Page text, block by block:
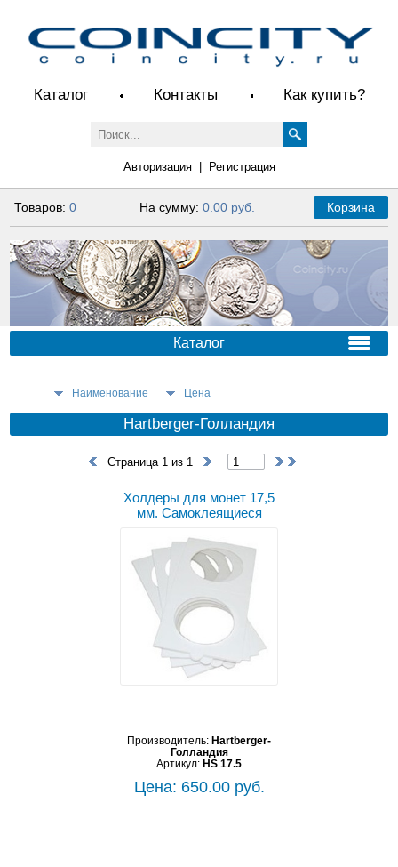
Каталог Контакты Как купить?
Авторизация| Регистрация
Товаров:0 На сумму: 0.00 руб. Корзина
Каталог
Наименование Цена
Hartberger-Голландия
Страница 1 из 1
Холдеры для монет 17,5
мм. Самоклеящиеся
Производитель: Hartberger-
Голландия
Артикул: HS 17.5
Цена: 650.00 руб.